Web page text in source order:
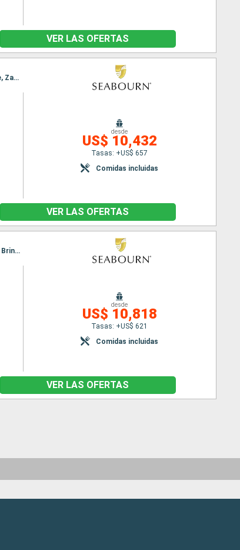
VER LAS OFERTAS
Itinerario : Estambul, Canakkale, Volos, Patmos, Symi, Santoríni, El Pireo Atenas, Nafplio, Kotor, Vodice, Zadar, Koper, Fusina
desde
US$ 10,432
Tasas: +US$ 657
Comidas incluidas
VER LAS OFERTAS
Itinerario : Estambul, Canakkale, Volos, Patmos, Rodas, Santoríni, El Pireo Atenas, Githion, Itea, Corfú, Brindisi, Kotor, Dubrovnik
desde
US$ 10,818
Tasas: +US$ 621
Comidas incluidas
VER LAS OFERTAS